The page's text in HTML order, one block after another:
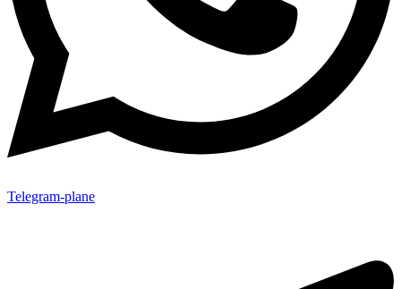
Telegram-plane